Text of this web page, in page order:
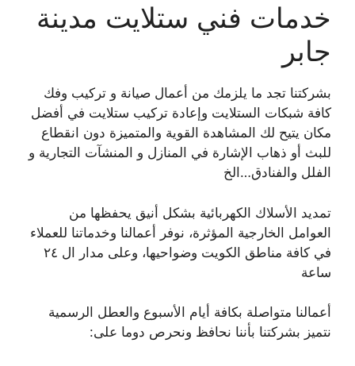
خدمات فني ستلايت مدينة
جابر
بشركتنا تجد ما يلزمك من أعمال صيانة و تركيب وفك
كافة شبكات الستلايت وإعادة تركيب ستلايت في أفضل
مكان يتيح لك المشاهدة القوية والمتميزة دون انقطاع
للبث أو ذهاب الإشارة في المنازل و المنشآت التجارية و
الفلل والفنادق…الخ
تمديد الأسلاك الكهربائية بشكل أنيق يحفظها من
العوامل الخارجية المؤثرة، نوفر أعمالنا وخدماتنا للعملاء
في كافة مناطق الكويت وضواحيها، وعلى مدار ال ٢٤
ساعة
أعمالنا متواصلة بكافة أيام الأسبوع والعطل الرسمية
نتميز بشركتنا بأننا نحافظ ونحرص دوما على: